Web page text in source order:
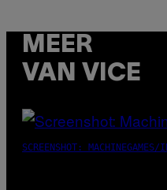
MEER
VAN VICE
SCREENSHOT: MACHINEGAMES/